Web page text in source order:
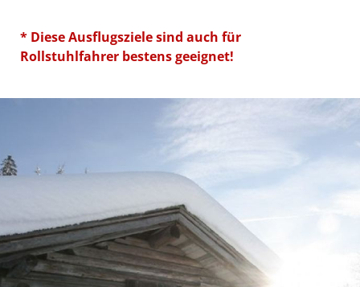
* Diese Ausflugsziele sind auch für
Rollstuhlfahrer bestens geeignet!